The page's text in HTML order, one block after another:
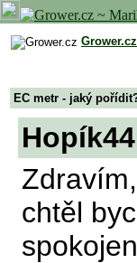
EC metr - jaký
Hopík44
Zdravím,
chtěl